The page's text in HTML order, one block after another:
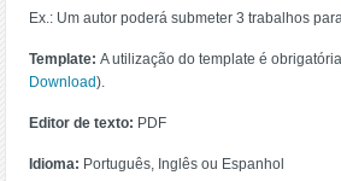
Ex.: Um autor poderá submeter 3 trabalhos
Template: A utilização do template é
Download).
Editor de texto: PDF
Idioma: Português, Inglês ou Espanhol